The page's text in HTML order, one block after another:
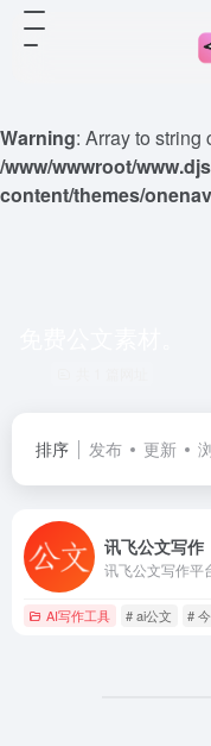
Warning: Array to string
/www/wwwroot/
content/themes/
排序 发布 更新
讯飞公文写作
AI写作工具 # ai公文 #